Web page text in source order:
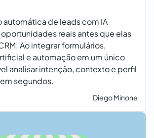
automática de leads com IA
reais antes que elas
Ao integrar formulários,
e automação em um único
analisar intenção, contexto e perfil
segundos.
Diego Minone